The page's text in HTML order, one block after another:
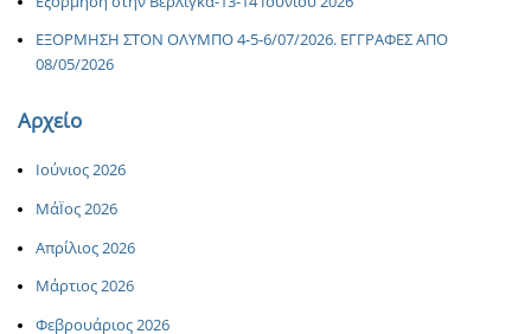
ΕΞΟΡΜΗΣΗ ΣΤΟΝ ΟΛΥΜΠΟ 4-5-6/07/2026. ΕΓΓΡΑΦΕΣ ΑΠΟ
08/05/2026
Αρχείο
Ιούνιος 2026
ΜάΪος 2026
Απρίλιος 2026
Μάρτιος 2026
Φεβρουάριος 2026